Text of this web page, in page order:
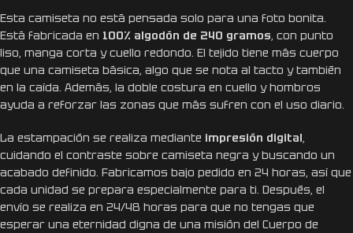
Esta camiseta no está pensada solo para una foto bonita.
Está fabricada en 100% algodón de 240 gramos, con punto
liso, manga corta y cuello redondo. El tejido tiene más cuerpo
que una camiseta básica, algo que se nota al tacto y también
en la caída. Además, la doble costura en cuello y hombros
ayuda a reforzar las zonas que más sufren con el uso diario.
La estampación se realiza mediante impresión digital,
cuidando el contraste sobre camiseta negra y buscando un
acabado definido. Fabricamos bajo pedido en 24 horas, así que
cada unidad se prepara especialmente para ti. Después, el
envío se realiza en 24/48 horas para que no tengas que
esperar una eternidad digna de una misión del Cuerpo de